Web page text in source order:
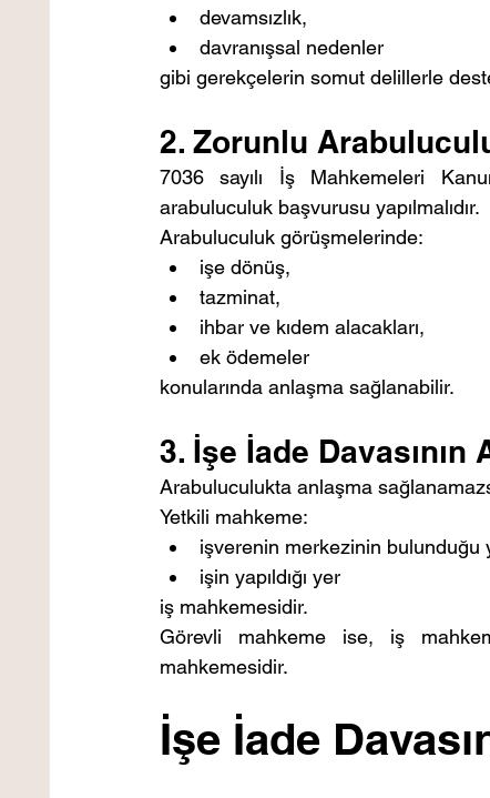
devamsızlık,
davranışsal nedenler
gibi gerekçelerin somut delillerle
2. Zorunlu
7036 sayılı İş Mahkemeleri
arabuluculuk başvurusu yapılmalıdır.
Arabuluculuk görüşmelerinde:
işe dönüş,
tazminat,
ihbar ve kıdem alacakları,
ek ödemeler
konularında anlaşma sağlanabilir.
3. İşe İade Davasının
Arabuluculukta anlaşma
Yetkili mahkeme:
işverenin merkezinin bulunduğu
işin yapıldığı yer
iş mahkemesidir.
Görevli mahkeme ise, iş
mahkemesidir.
İşe İade